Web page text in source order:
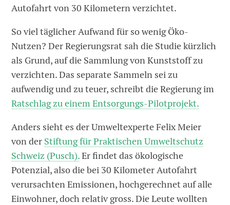
Autofahrt von 30 Kilometern verzichtet.
So viel täglicher Aufwand für so wenig Öko-
Nutzen? Der Regierungsrat sah die Studie kürzlich
als Grund, auf die Sammlung von Kunststoff zu
verzichten. Das separate Sammeln sei zu
aufwendig und zu teuer, schreibt die Regierung im
Ratschlag zu einem Entsorgungs-Pilotprojekt.
Anders sieht es der Umweltexperte Felix Meier
von der Stiftung für Praktischen Umweltschutz
Schweiz (Pusch).Er findet das ökologische
Potenzial, also die bei 30 Kilometer Autofahrt
verursachten Emissionen, hochgerechnet auf alle
Einwohner, doch relativ gross. Die Leute wollten